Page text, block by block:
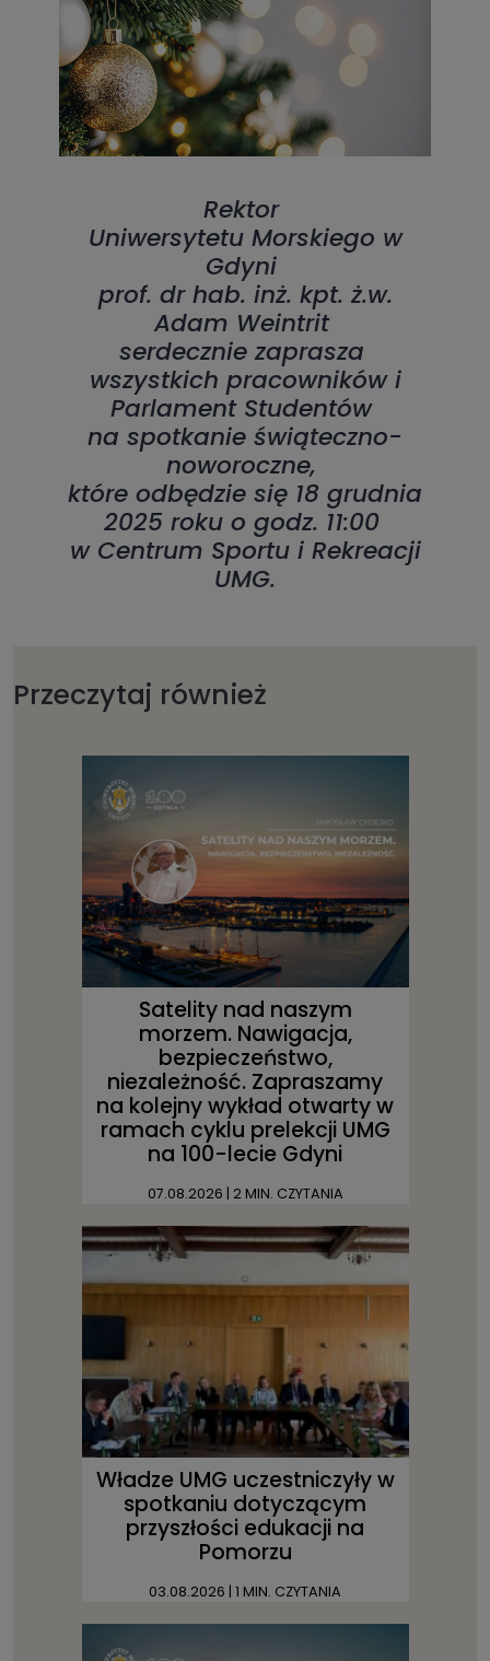
Rektor
Uniwersytetu Morskiego w
Gdyni
prof. dr hab. inż. kpt. ż.w.
Adam Weintrit
serdecznie zaprasza
wszystkich pracowników i
Parlament Studentów
na spotkanie świąteczno-
noworoczne,
które odbędzie się 18 grudnia
2025 roku o godz. 11:00
w Centrum Sportu i Rekreacji
UMG.
Przeczytaj również
Satelity nad naszym
morzem. Nawigacja,
bezpieczeństwo,
niezależność. Zapraszamy
na kolejny wykład otwarty w
ramach cyklu prelekcji UMG
na 100-lecie Gdyni
07.08.2026 | 2 MIN. CZYTANIA
Władze UMG uczestniczyły w
spotkaniu dotyczącym
przyszłości edukacji na
Pomorzu
03.08.2026 | 1 MIN. CZYTANIA